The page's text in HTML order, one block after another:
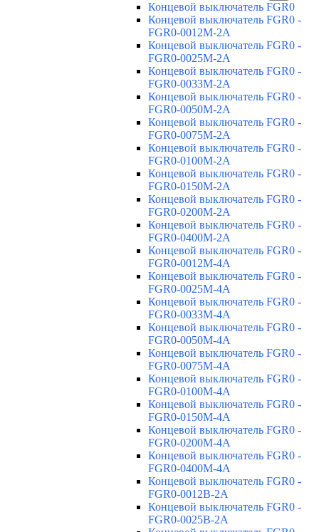
Концевой выключатель FGR0
Концевой выключатель FGR0 -
FGR0-0012M-2A
Концевой выключатель FGR0 -
FGR0-0025M-2A
Концевой выключатель FGR0 -
FGR0-0033M-2A
Концевой выключатель FGR0 -
FGR0-0050M-2A
Концевой выключатель FGR0 -
FGR0-0075M-2A
Концевой выключатель FGR0 -
FGR0-0100M-2A
Концевой выключатель FGR0 -
FGR0-0150M-2A
Концевой выключатель FGR0 -
FGR0-0200M-2A
Концевой выключатель FGR0 -
FGR0-0400M-2A
Концевой выключатель FGR0 -
FGR0-0012M-4A
Концевой выключатель FGR0 -
FGR0-0025M-4A
Концевой выключатель FGR0 -
FGR0-0033M-4A
Концевой выключатель FGR0 -
FGR0-0050M-4A
Концевой выключатель FGR0 -
FGR0-0075M-4A
Концевой выключатель FGR0 -
FGR0-0100M-4A
Концевой выключатель FGR0 -
FGR0-0150M-4A
Концевой выключатель FGR0 -
FGR0-0200M-4A
Концевой выключатель FGR0 -
FGR0-0400M-4A
Концевой выключатель FGR0 -
FGR0-0012B-2A
Концевой выключатель FGR0 -
FGR0-0025B-2A